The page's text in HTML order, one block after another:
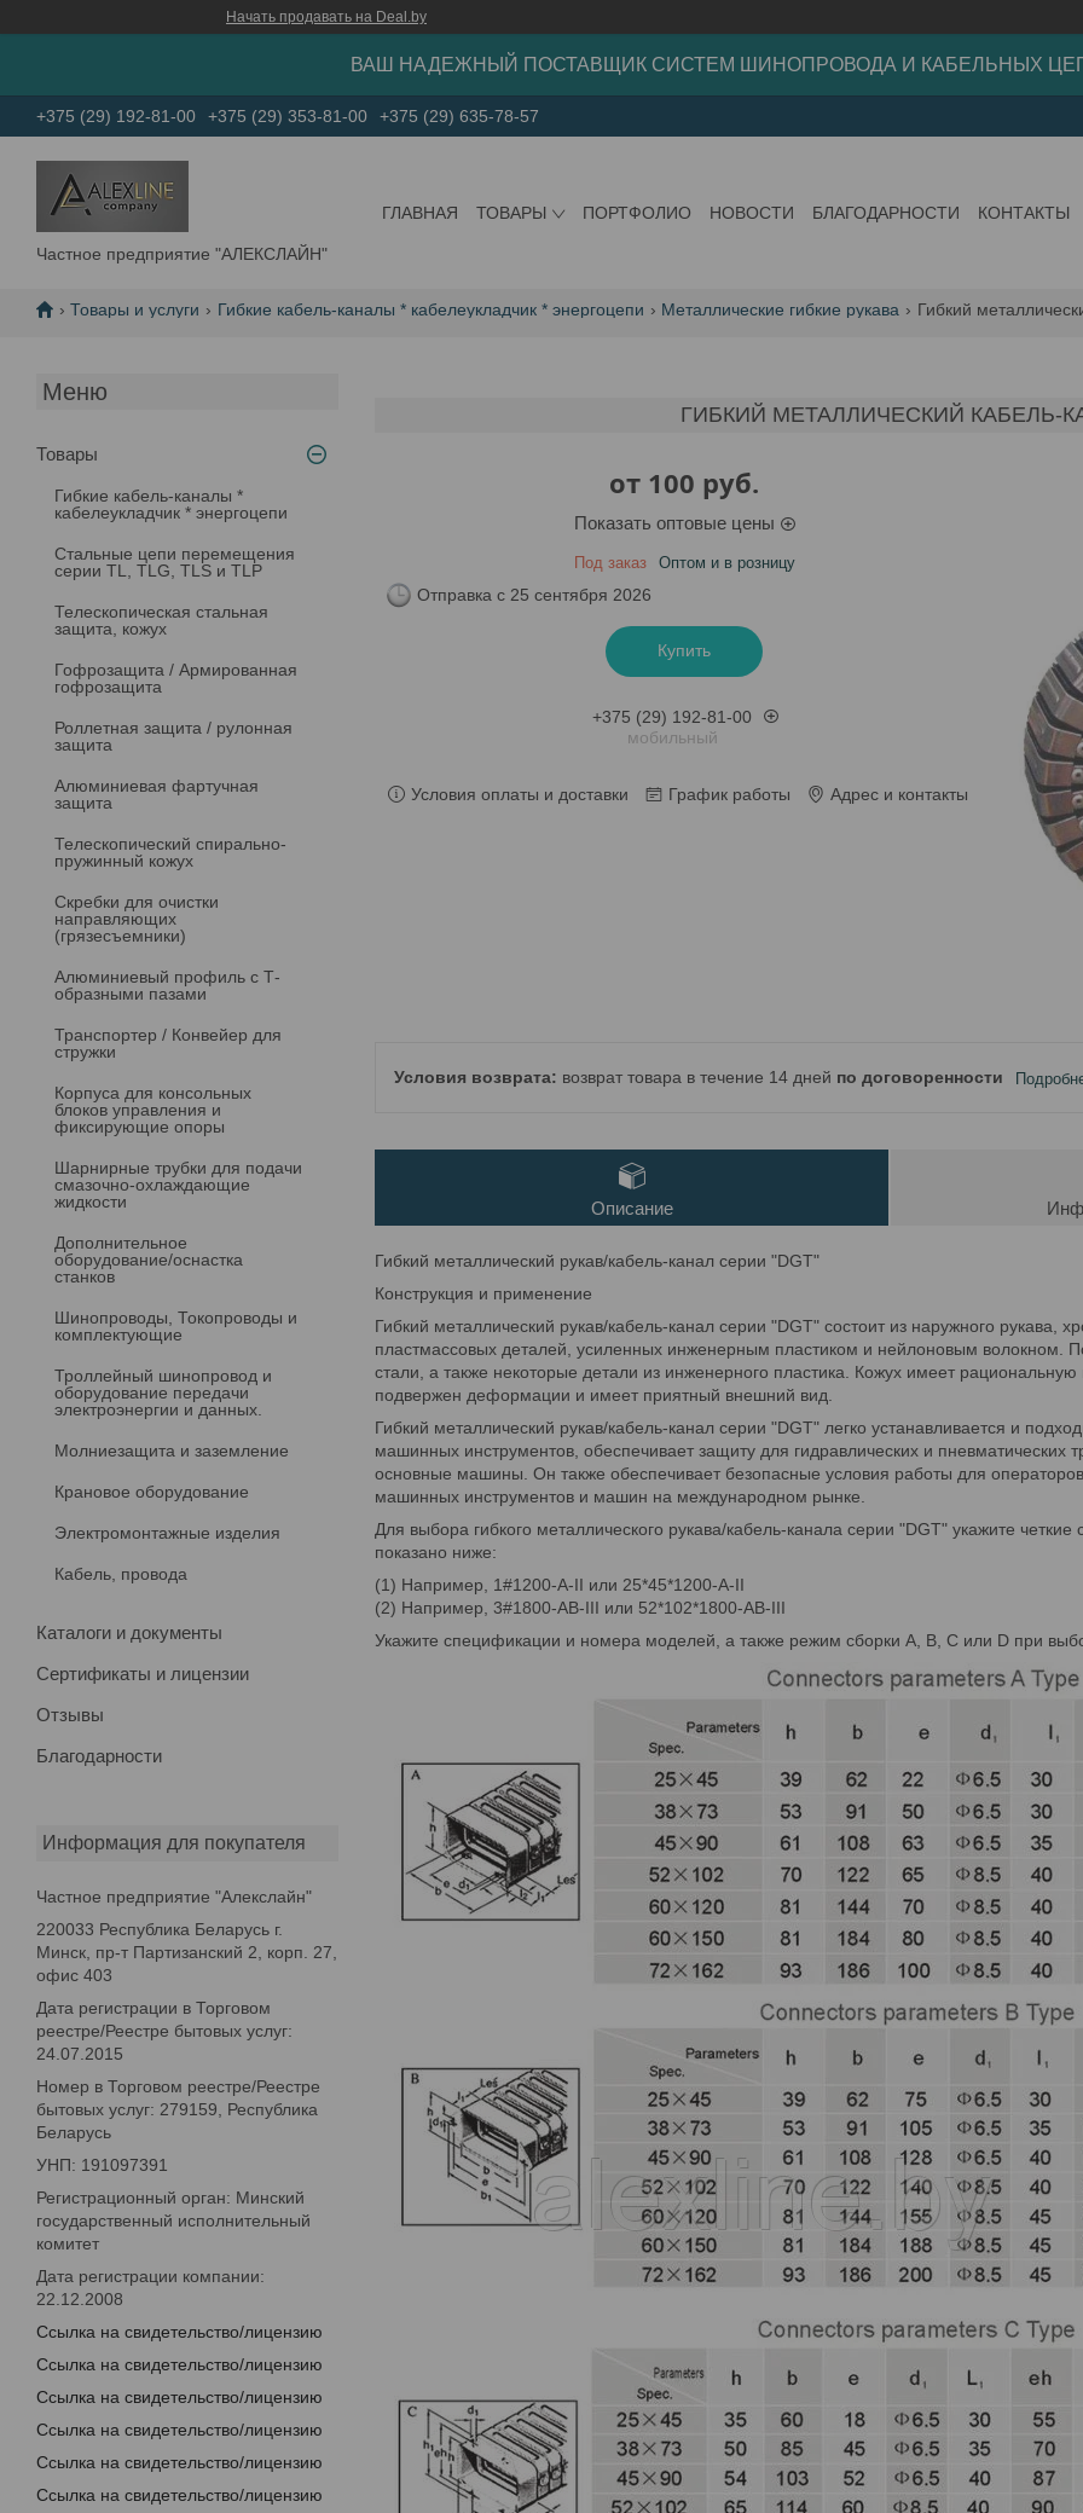
Начать продавать на Deal.by
ВАШ НАДЕЖНЫЙ ПОСТАВЩИК СИСТЕМ ШИНОПРОВОДА И КАБЕЛЬНЫХ
+375 (29) 192-81-00 +375 (29) 353-81-00 +375 (29) 635-78-57
Частное предприятие "АЛЕКСЛАЙН"
ГЛАВНАЯ ТОВАРЫ ПОРТФОЛИО НОВОСТИ БЛАГОДАРНОСТИ КОНТАКТЫ
Товары и услуги Гибкие кабель-каналы * кабелеукладчик * энергоцепи Металлические гибкие рукава Гибкий
Товары
Гибкие кабель-каналы *
кабелеукладчик * энергоцепи
Стальные цепи перемещения
серии TL, TLG, TLS и TLP
Телескопическая стальная
защита, кожух
Гофрозащита / Армированная
гофрозащита
Роллетная защита / рулонная
защита
Алюминиевая фартучная
защита
Телескопический спирально-
пружинный кожух
Скребки для очистки
направляющих
(грязесъемники)
Алюминиевый профиль с Т-
образными пазами
Транспортер / Конвейер для
стружки
Корпуса для консольных
блоков управления и
фиксирующие опоры
Шарнирные трубки для подачи
cмазочно-охлаждающие
жидкости
Дополнительное
оборудование/оснастка
станков
Шинопроводы, Токопроводы и
комплектующие
Троллейный шинопровод и
оборудование передачи
электроэнергии и данных.
Молниезащита и заземление
Крановое оборудование
Электромонтажные изделия
Кабель, провода
Каталоги и документы
Сертификаты и лицензии
Отзывы
Благодарности
Информация для покупателя
Частное предприятие "Алекслайн"
220033 Республика Беларусь г.
Минск, пр-т Партизанский 2, корп. 27,
офис 403
Дата регистрации в Торговом
реестре/Реестре бытовых услуг:
24.07.2015
Номер в Торговом реестре/Реестре
бытовых услуг: 279159, Республика
Беларусь
УНП: 191097391
Регистрационный орган: Минский
государственный исполнительный
комитет
Дата регистрации компании:
22.12.2008
Ссылка на свидетельство/лицензию
Ссылка на свидетельство/лицензию
Ссылка на свидетельство/лицензию
Ссылка на свидетельство/лицензию
Ссылка на свидетельство/лицензию
Ссылка на свидетельство/лицензию
ГИБКИЙ МЕТАЛЛИЧЕСКИЙ КАБЕЛЬ-
от 100 руб.
Показать оптовые цены
Под заказ Оптом и в розницу
Отправка с 25 сентября 2026
Купить
+375 (29) 192-81-00
мобильный
Условия оплаты и доставки График работы Адрес и контакты
возврат товара в течение 14 дней по договоренности
Описание
Гибкий металлический рукав/кабель-канал серии "DGT"
Конструкция и применение
Гибкий металлический рукав/кабель-канал серии "DGT" состоит из наружного рукава,
пластмассовых деталей, усиленных инженерным пластиком и нейлоновым волокном.
стали, а также некоторые детали из инженерного пластика. Кожух имеет
подвержен деформации и имеет приятный внешний вид.
Гибкий металлический рукав/кабель-канал серии "DGT" легко устанавливается и
машинных инструментов, обеспечивает защиту для гидравлических и пневматических
основные машины. Он также обеспечивает безопасные условия работы для
машинных инструментов и машин на международном рынке.
Для выбора гибкого металлического рукава/кабель-канала серии "DGT" укажите
показано ниже:
(1) Например, 1#1200-A-II или 25*45*1200-A-II
(2) Например, 3#1800-AB-III или 52*102*1800-AB-III
Укажите спецификации и номера моделей, а также режим сборки A, B, C или D при